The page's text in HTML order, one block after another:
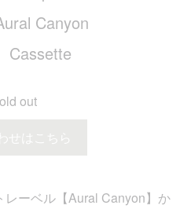
Canyon
Cassette
out
せはこちら
ーベル【Aural Canyon】か